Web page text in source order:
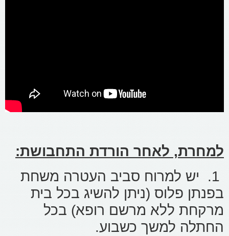
למחרת, לאחר הורדת התחבושת:
1. יש למרוח סביב העטרה משחת
בפנתן פלוס (ניתן להשיג בכל בית
מרקחת ללא מרשם רופא) בכל
החתלה למשך כשבוע.